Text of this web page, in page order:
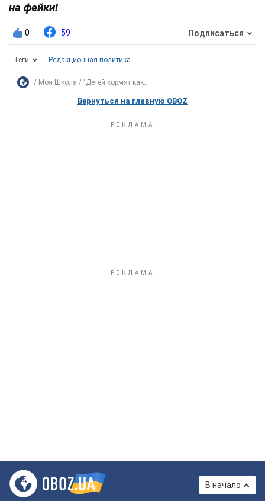
на фейки!
0 59 Подписаться
Теги Редакционная политика
Моя Школа "Детей кормят как...
Вернуться на главную OBOZ
В начало